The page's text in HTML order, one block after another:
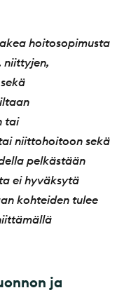
hoitosopimusta
niittyjen,
tai
niittohoitoon sekä
pelkästään
ei hyväksytä
kohteiden tulee
ja